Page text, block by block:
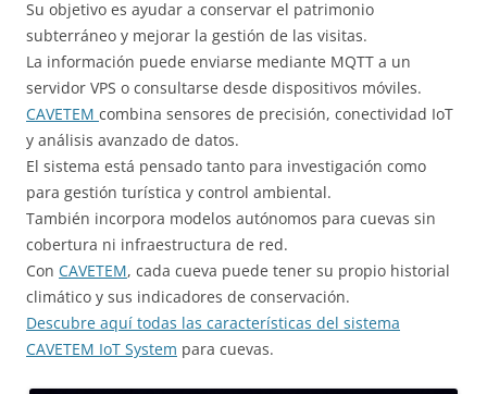
Su objetivo es ayudar a conservar el patrimonio
subterráneo y mejorar la gestión de las visitas.
La información puede enviarse mediante MQTT a un
servidor VPS o consultarse desde dispositivos móviles.
CAVETEM combina sensores de precisión, conectividad IoT
y análisis avanzado de datos.
El sistema está pensado tanto para investigación como
para gestión turística y control ambiental.
También incorpora modelos autónomos para cuevas sin
cobertura ni infraestructura de red.
Con CAVETEM, cada cueva puede tener su propio historial
climático y sus indicadores de conservación.
Descubre aquí todas las características del sistema
CAVETEM IoT System para cuevas.